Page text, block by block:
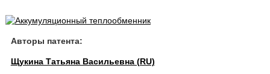
Авторы патента:
Щукина Татьяна Васильевна (RU)